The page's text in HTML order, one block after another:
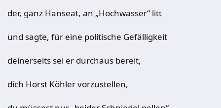
der, ganz Hanseat, an „Hochwasser“ litt
und sagte, für eine politische Gefälligkeit
deinerseits sei er durchaus bereit,
dich Horst Köhler vorzustellen,